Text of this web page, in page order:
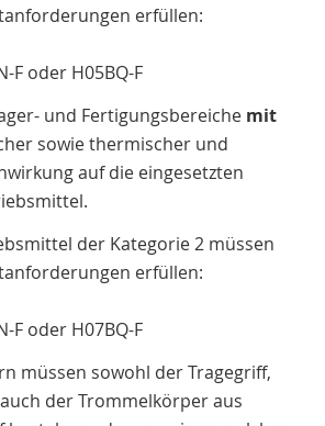
erfüllen:
F oder H05BQ-F
und Fertigungsbereiche mit
sowie thermischer und
auf die eingesetzten
der Kategorie 2 müssen
erfüllen:
F oder H07BQ-F
müssen sowohl der Tragegriff,
der Trommelkörper aus